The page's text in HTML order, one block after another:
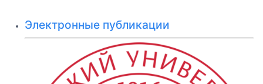
Электронные публикации